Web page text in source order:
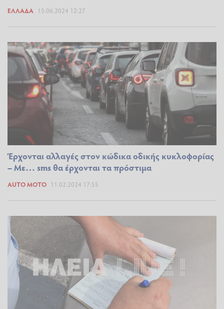
ΕΛΛΆΔΑ 15.06.2024 12:27
Έρχονται αλλαγές στον κώδικα οδικής κυκλοφορίας
– Με… sms θα έρχονται τα πρόστιμα
AUTO MOTO 11.02.2024 17:55